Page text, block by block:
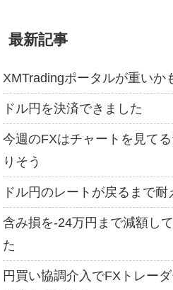
最新記事
XMTradingポータルが重いか
ドル円を決済できました
今週のFXはチャートを見て
りそう
ドル円のレートが戻るまで耐
含み損を-24万円まで減額し
た
円買い協調介入でFXトレー